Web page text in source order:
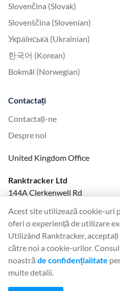
Slovenčina (Slovak)
Slovenščina (Slovenian)
Українська (Ukrainian)
한국어 (Korean)
Bokmål (Norwegian)
Contactați
Contactați-ne
Despre noi
United Kingdom Office
Ranktracker Ltd
144A Clerkenwell Rd
Company No: 08820809
felix@ranktracker.com
2015 -
Acest site utilizează cookie-uri
oferi o experiență de utilizare
Utilizând Ranktracker,
către noi a cookie-urilor.
noastră de confidențialitate
multe detalii.